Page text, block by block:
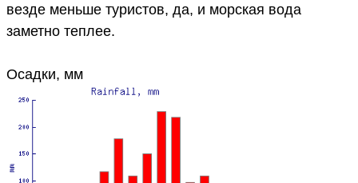
везде меньше туристов, да, и морская вода
заметно теплее.
Осадки, мм